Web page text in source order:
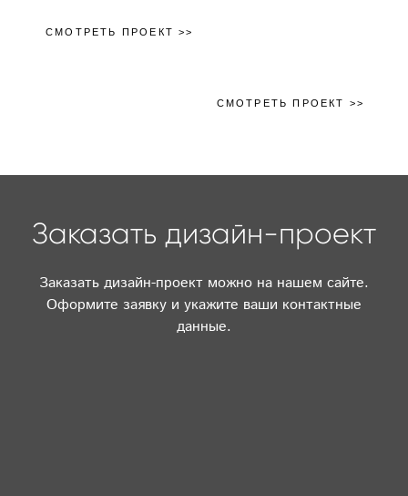
СМОТРЕТЬ ПРОЕКТ >>
СМОТРЕТЬ ПРОЕКТ >>
Заказать дизайн-проект
Заказать дизайн-проект можно на нашем сайте.
Оформите заявку и укажите ваши контактные
данные.